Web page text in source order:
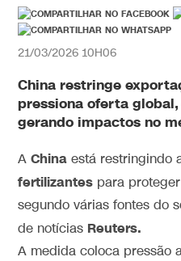
21/03/2026 10H06
China restringe
pressiona oferta
gerando impactos no
AChina está restringindo
fertilizantes para
segundo várias fontes do
de notícias Reuters.
A medida coloca pressão